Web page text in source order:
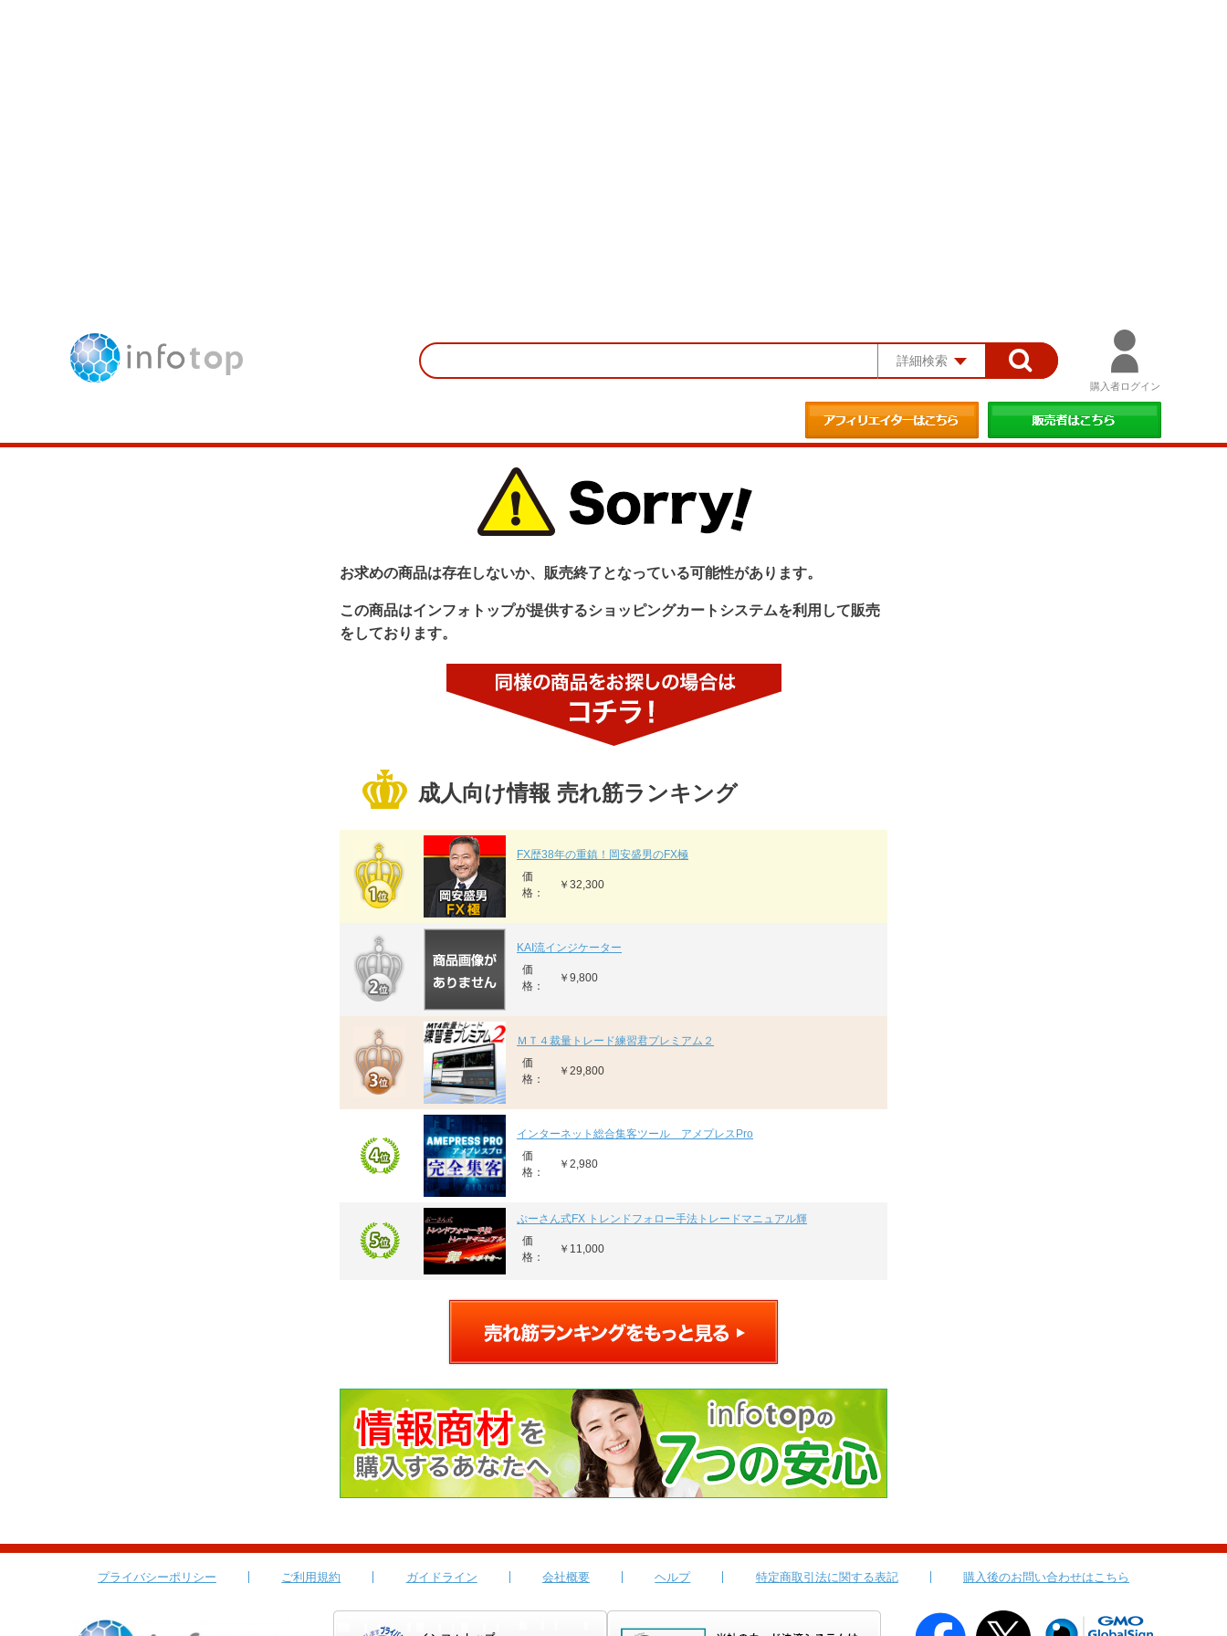
詳細検索
購入者ログイン
お求めの商品は存在しないか、販売終了となっている可能性があります。
この商品はインフォトップが提供するショッピングカートシステムを利用して販売
をしております。
成人向け情報 売れ筋ランキング
FX歴38年の重鎮！岡安盛男のFX極
価
格：
￥32,300
KAI流インジケーター
価
格：
￥9,800
ＭＴ４裁量トレード練習君プレミアム２
価
格：
￥29,800
インターネット総合集客ツール アメプレスPro
価
格：
￥2,980
ぷーさん式FX トレンドフォロー手法トレードマニュアル輝
価
格：
￥11,000
プライバシーポリシー ご利用規約 ガイドライン 会社概要 ヘルプ 特定商取引法に関する表記 購入後のお問い合わせはこちら